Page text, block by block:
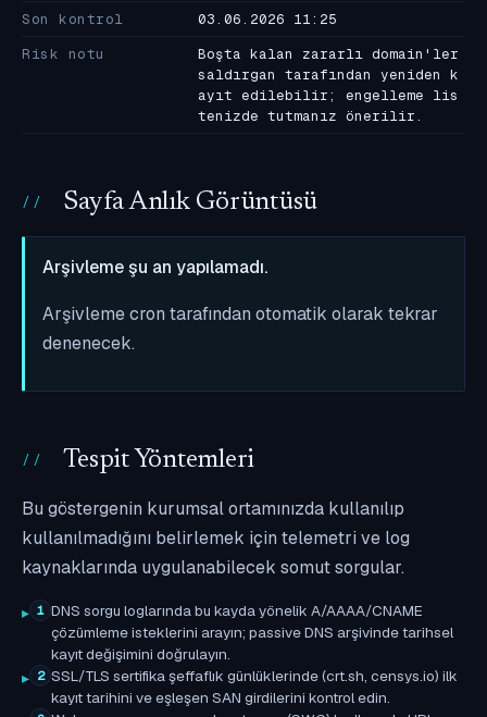
Son kontrol
03.06.2026 11:25
Risk notu
Boşta kalan zararlı domain'ler
saldırgan tarafından yeniden k
ayıt edilebilir; engelleme lis
tenizde tutmanız önerilir.
Sayfa Anlık Görüntüsü
Arşivleme şu an yapılamadı.
Arşivleme cron tarafından otomatik olarak tekrar
denenecek.
Tespit Yöntemleri
Bu göstergenin kurumsal ortamınızda kullanılıp
kullanılmadığını belirlemek için telemetri ve log
kaynaklarında uygulanabilecek somut sorgular.
1 DNS sorgu loglarında bu kayda yönelik A/AAAA/CNAME
çözümleme isteklerini arayın; passive DNS arşivinde tarihsel
kayıt değişimini doğrulayın.
2 SSL/TLS sertifika şeffaflık günlüklerinde (crt.sh, censys.io) ilk
kayıt tarihini ve eşleşen SAN girdilerini kontrol edin.